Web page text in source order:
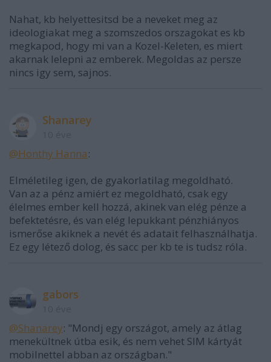
Nahat, kb helyettesitsd be a neveket meg az
ideologiakat meg a szomszedos orszagokat es kb
megkapod, hogy mi van a Kozel-Keleten, es miert
akarnak lelepni az emberek. Megoldas az persze
nincs igy sem, sajnos.
Shanarey
@Honthy Hanna:
Elméletileg igen, de gyakorlatilag megoldható.
Van az a pénz amiért ez megoldható, csak egy
élelmes ember kell hozzá, akinek van elég pénze a
befektetésre, és van elég lepukkant pénzhiányos
ismerőse akiknek a nevét és adatait felhasználhatja.
Ez egy létező dolog, és sacc per kb te is tudsz róla.
gabors
@Shanarey: "Mondj egy országot, amely az átlag
menekültnek útba esik, és nem vehet SIM kártyát
mobilnettel abban az országban."